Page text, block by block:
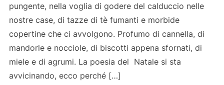
pungente, nella voglia di godere del calduccio nelle
nostre case, di tazze di tè fumanti e morbide
copertine che ci avvolgono. Profumo di cannella, di
mandorle e nocciole, di biscotti appena sfornati, di
miele e di agrumi. La poesia del Natale si sta
avvicinando, ecco perché […]